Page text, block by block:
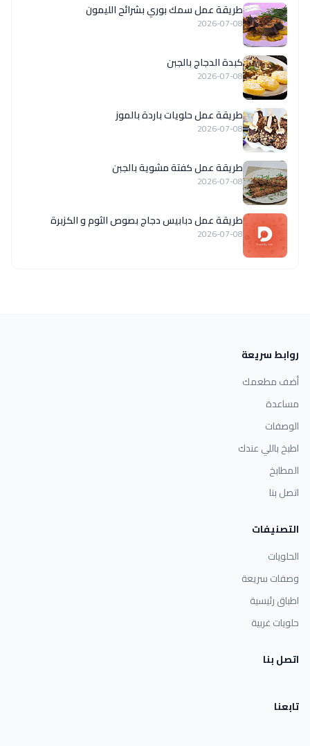
طريقة عمل سمك بوري بشرائح الليمون
2026-07-08
كبدة الدجاج بالجبن
2026-07-08
طريقة عمل حلويات باردة بالموز
2026-07-08
طريقة عمل كفتة مشوية بالجبن
2026-07-08
طريقة عمل دبابيس دجاج بصوص الثوم و الكزبرة
2026-07-08
روابط سريعة
أضف مطعمك
مساعدة
الوصفات
اطبخ باللي عندك
المطابخ
اتصل بنا
التصنيفات
الحلويات
وصفات سريعة
اطباق رئيسية
حلويات غربية
اتصل بنا
تابعنا